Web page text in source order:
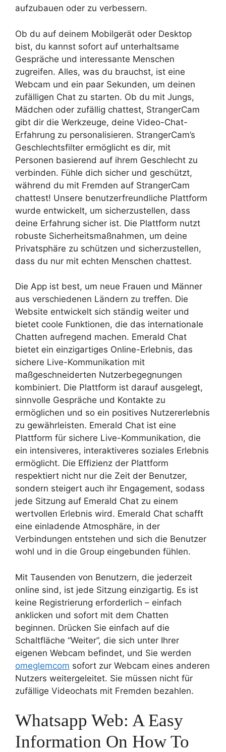
aufzubauen oder zu verbessern.
Ob du auf deinem Mobilgerät oder Desktop
bist, du kannst sofort auf unterhaltsame
Gespräche und interessante Menschen
zugreifen. Alles, was du brauchst, ist eine
Webcam und ein paar Sekunden, um deinen
zufälligen Chat zu starten. Ob du mit Jungs,
Mädchen oder zufällig chattest, StrangerCam
gibt dir die Werkzeuge, deine Video-Chat-
Erfahrung zu personalisieren. StrangerCam’s
Geschlechtsfilter ermöglicht es dir, mit
Personen basierend auf ihrem Geschlecht zu
verbinden. Fühle dich sicher und geschützt,
während du mit Fremden auf StrangerCam
chattest! Unsere benutzerfreundliche Plattform
wurde entwickelt, um sicherzustellen, dass
deine Erfahrung sicher ist. Die Plattform nutzt
robuste Sicherheitsmaßnahmen, um deine
Privatsphäre zu schützen und sicherzustellen,
dass du nur mit echten Menschen chattest.
Die App ist best, um neue Frauen und Männer
aus verschiedenen Ländern zu treffen. Die
Website entwickelt sich ständig weiter und
bietet coole Funktionen, die das internationale
Chatten aufregend machen. Emerald Chat
bietet ein einzigartiges Online-Erlebnis, das
sichere Live-Kommunikation mit
maßgeschneiderten Nutzerbegegnungen
kombiniert. Die Plattform ist darauf ausgelegt,
sinnvolle Gespräche und Kontakte zu
ermöglichen und so ein positives Nutzererlebnis
zu gewährleisten. Emerald Chat ist eine
Plattform für sichere Live-Kommunikation, die
ein intensiveres, interaktiveres soziales Erlebnis
ermöglicht. Die Effizienz der Plattform
respektiert nicht nur die Zeit der Benutzer,
sondern steigert auch ihr Engagement, sodass
jede Sitzung auf Emerald Chat zu einem
wertvollen Erlebnis wird. Emerald Chat schafft
eine einladende Atmosphäre, in der
Verbindungen entstehen und sich die Benutzer
wohl und in die Group eingebunden fühlen.
Mit Tausenden von Benutzern, die jederzeit
online sind, ist jede Sitzung einzigartig. Es ist
keine Registrierung erforderlich – einfach
anklicken und sofort mit dem Chatten
beginnen. Drücken Sie einfach auf die
Schaltfläche “Weiter”, die sich unter Ihrer
eigenen Webcam befindet, und Sie werden
omeglemcom sofort zur Webcam eines anderen
Nutzers weitergeleitet. Sie müssen nicht für
zufällige Videochats mit Fremden bezahlen.
Whatsapp Web: A Easy
Information On How To